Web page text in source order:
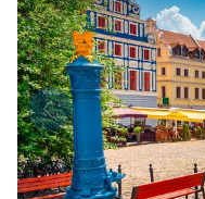
Tagesfahrten
Flugreisen
Busanmietung
Service
Kontakt